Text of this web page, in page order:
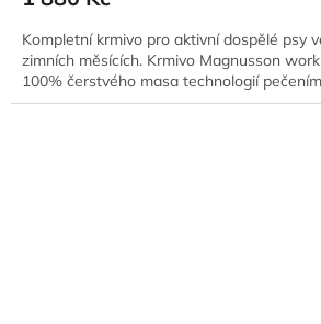
Kompletní krmivo pro aktivní dospělé psy
zimních měsících. Krmivo Magnusson
100% čerstvého masa technologií